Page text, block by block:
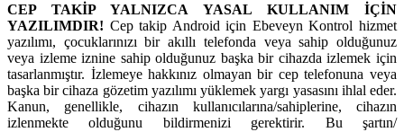
CEP TAKİP YALNIZCA YASAL KULLANIM İÇİN
YAZILIMDIR! Cep takip Android için Ebeveyn Kontrol hizmet
yazılımı, çocuklarınızı bir akıllı telefonda veya sahip olduğunuz
veya izleme iznine sahip olduğunuz başka bir cihazda izlemek için
tasarlanmıştır. İzlemeye hakkınız olmayan bir cep telefonuna veya
başka bir cihaza gözetim yazılımı yüklemek yargı yasasını ihlal eder.
Kanun, genellikle, cihazın kullanıcılarına/sahiplerine, cihazın
izlenmekte olduğunu bildirmenizi gerektirir. Bu şartın/